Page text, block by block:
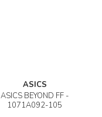
ASICS
ASICS BEYOND FF -
1071A092-105
İncele